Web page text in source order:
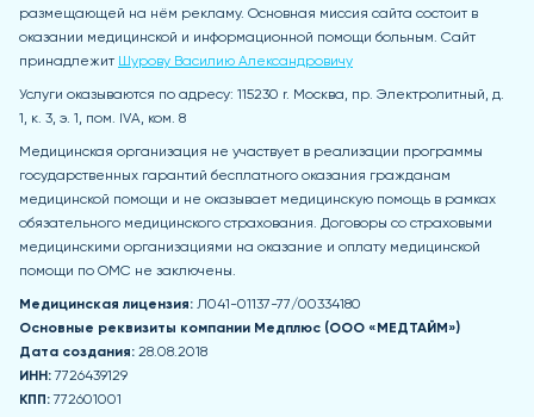
размещающей на нём рекламу. Основная миссия сайта состоит в
оказании медицинской и информационной помощи больным. Сайт
принадлежит Шурову Василию Александровичу
Услуги оказываются по адресу: 115230 r. Москва, пр. Электролитный, д.
1, к. 3, э. 1, пом. IVA, ком. 8
Медицинская организация не участвует в реализации программы
государственных гарантий бесплатного оказания гражданам
медицинской помощи и не оказывает медицинскую помощь в рамках
обязательного медицинского страхования. Договоры со страховыми
медицинскими организациями на оказание и оплату медицинской
помощи по ОМС не заключены.
Медицинская лицензия: Л041-01137-77/00334180
Основные реквизиты компании Медплюс (ООО «МЕДТАЙМ»)
Дата создания: 28.08.2018
ИНН:7726439129
КПП:772601001